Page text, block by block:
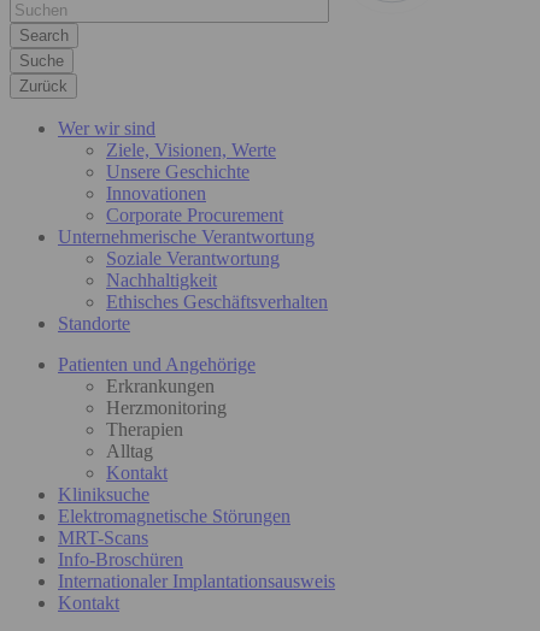
Suche
Zurück
Wer wir sind
Ziele, Visionen, Werte
Unsere Geschichte
Innovationen
Corporate Procurement
Unternehmerische Verantwortung
Soziale Verantwortung
Nachhaltigkeit
Ethisches Geschäftsverhalten
Standorte
Patienten und Angehörige
Erkrankungen
Herzmonitoring
Therapien
Alltag
Kontakt
Kliniksuche
Elektromagnetische Störungen
MRT-Scans
Info-Broschüren
Internationaler Implantationsausweis
Kontakt